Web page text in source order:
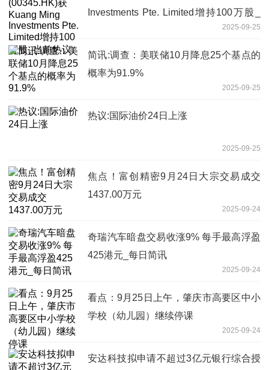
Investments Pte. Limited增持100万股_
2025-09-25
简讯:调查：美联储10月降息25个基点的
概率为91.9%
2025-09-25
热议:国际油价24日上涨
2025-09-25
焦点！富创精密9月24日大宗交易成交
1437.00万元
2025-09-24
奇瑞汽车暗盘交易收涨9% 每手最高浮盈
425港元_每日简讯
2025-09-24
看点：9月25日上午，肇庆市高要区中小
学校（幼儿园）继续停课
2025-09-24
安达科技拟申请不超过3亿元银行综合授